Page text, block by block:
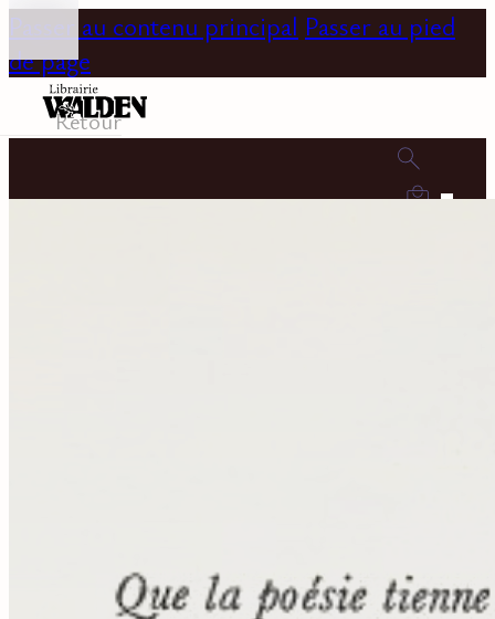
Passer au contenu principal Passer au pied
de page
0
Retour